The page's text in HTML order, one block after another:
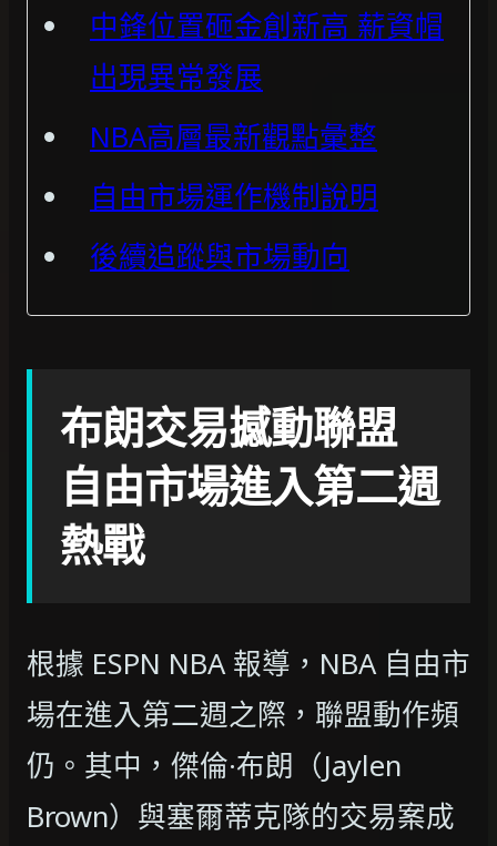
中鋒位置砸金創新高 薪資帽
出現異常發展
NBA高層最新觀點彙整
自由市場運作機制說明
後續追蹤與市場動向
布朗交易撼動聯盟
自由市場進入第二週
熱戰
根據 ESPN NBA 報導，NBA 自由市
場在進入第二週之際，聯盟動作頻
仍。其中，傑倫·布朗（Jaylen
Brown）與塞爾蒂克隊的交易案成